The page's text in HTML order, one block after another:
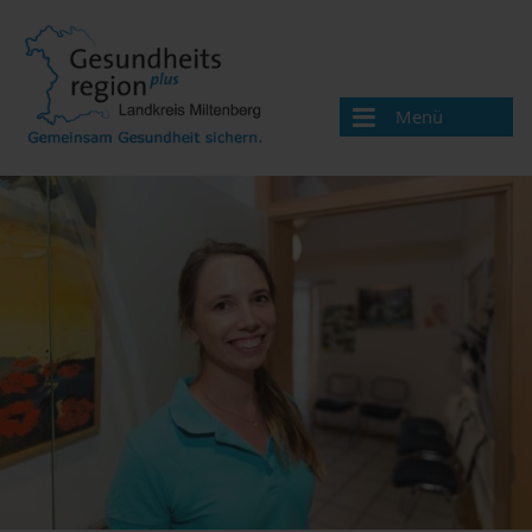
Menü
Aktuelles
Main.Landarzt
Hausarztgewinnung